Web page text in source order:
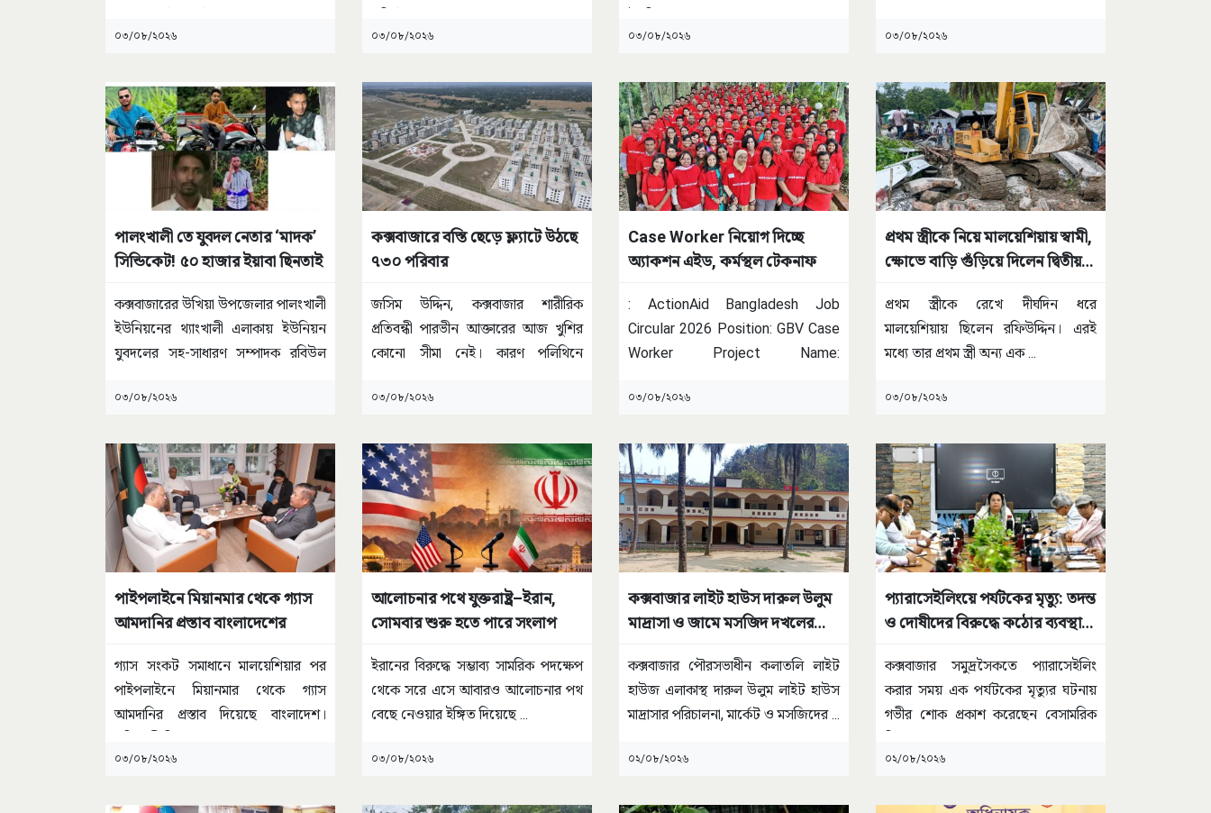
০৩/০৮/২০২৬ ০৩/০৮/২০২৬ ০৩/০৮/২০২৬ ০৩/০৮/২০২৬
পালংখালী তে যুবদল নেতার ‘মাদক’
সিন্ডিকেট! ৫০ হাজার ইয়াবা ছিনতাই
কক্সবাজারের উখিয়া উপজেলার পালংখালী
ইউনিয়নের থ্যাংখালী এলাকায় ইউনিয়ন
যুবদলের সহ-সাধারণ সম্পাদক রবিউল
০৩/০৮/২০২৬
কক্সবাজারে বস্তি ছেড়ে ফ্ল্যাটে উঠছে
৭৩০ পরিবার
জসিম উদ্দিন, কক্সবাজার শারীরিক
প্রতিবন্ধী পারভীন আক্তারের আজ খুশির
কোনো সীমা নেই। কারণ পলিথিনে
০৩/০৮/২০২৬
Case Worker নিয়োগ দিচ্ছে
অ্যাকশন এইড, কর্মস্থল টেকনাফ
: ActionAid Bangladesh Job
Circular 2026 Position: GBV Case
Worker Project Name:
০৩/০৮/২০২৬
প্রথম স্ত্রীকে নিয়ে মালয়েশিয়ায় স্বামী,
ক্ষোভে বাড়ি গুঁড়িয়ে দিলেন দ্বিতীয়
প্রথম স্ত্রীকে রেখে দীর্ঘদিন ধরে
মালয়েশিয়ায় ছিলেন রফিউদ্দিন। এরই
মধ্যে তার প্রথম স্ত্রী অন্য এক...
০৩/০৮/২০২৬
পাইপলাইনে মিয়ানমার থেকে গ্যাস
আমদানির প্রস্তাব বাংলাদেশের
গ্যাস সংকট সমাধানে মালয়েশিয়ার পর
পাইপলাইনে মিয়ানমার থেকে গ্যাস
আমদানির প্রস্তাব দিয়েছে বাংলাদেশ।
০৩/০৮/২০২৬
আলোচনার পথে যুক্তরাষ্ট্র–ইরান,
সোমবার শুরু হতে পারে সংলাপ
ইরানের বিরুদ্ধে সম্ভাব্য সামরিক পদক্ষেপ
থেকে সরে এসে আবারও আলোচনার পথ
বেছে নেওয়ার ইঙ্গিত দিয়েছে ...
০৩/০৮/২০২৬
কক্সবাজার লাইট হাউস দারুল উলুম
মাদ্রাসা ও জামে মসজিদ দখলের
কক্সবাজার পৌরসভাধীন কলাতলি লাইট
হাউজ এলাকাস্থ দারুল উলুম লাইট হাউস
মাদ্রাসার পরিচালনা, মার্কেট ও মসজিদের...
০২/০৮/২০২৬
প্যারাসেইলিংয়ে পর্যটকের মৃত্যু: তদন্ত
ও দোষীদের বিরুদ্ধে কঠোর ব্যবস্থার
কক্সবাজার সমুদ্রসৈকতে প্যারাসেইলিং
করার সময় এক পর্যটকের মৃত্যুর ঘটনায়
গভীর শোক প্রকাশ করেছেন বেসামরিক
০২/০৮/২০২৬